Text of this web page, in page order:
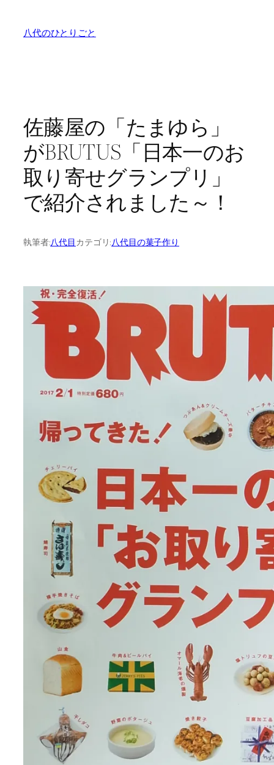
八代のひとりごと
佐藤屋の「たまゆら」
がBRUTUS「日本一のお
取り寄せグランプリ」
で紹介されました～！
執筆者:八代目 カテゴリ:八代目の菓子作り